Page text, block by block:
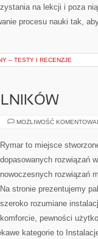
na lekcji i poza
procesu nauki tak,
– TESTY I RECENZJE
MOŻLIWOŚĆ
Rymar to miejsce
dopasowanych rozwiązań
nowoczesnych rozwiązań
Na stronie prezentujemy
szeroko rozumiane
komforcie, pewności
kategorie to